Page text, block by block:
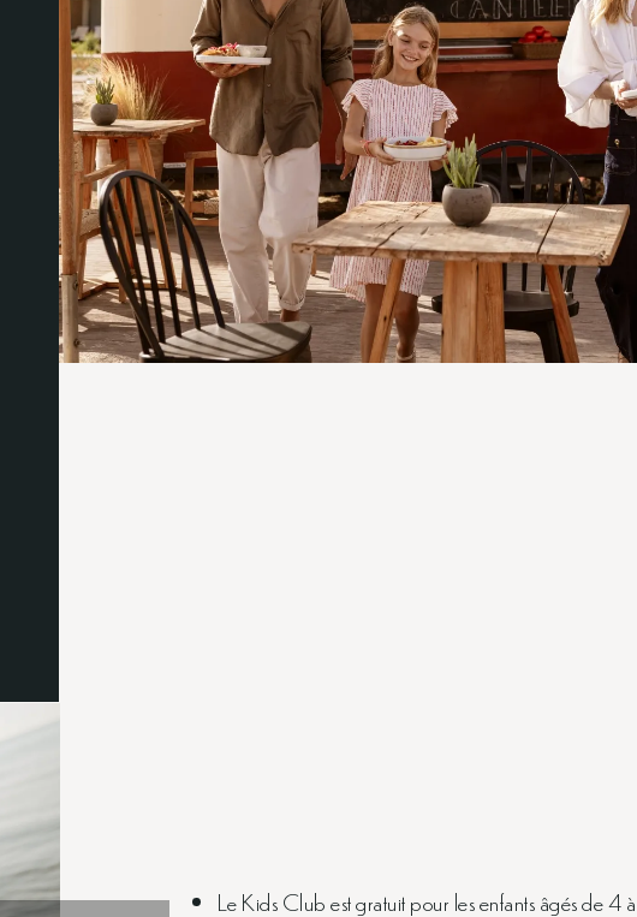
Le Kids Club est gratuit pour les enfants âgés de 4 à